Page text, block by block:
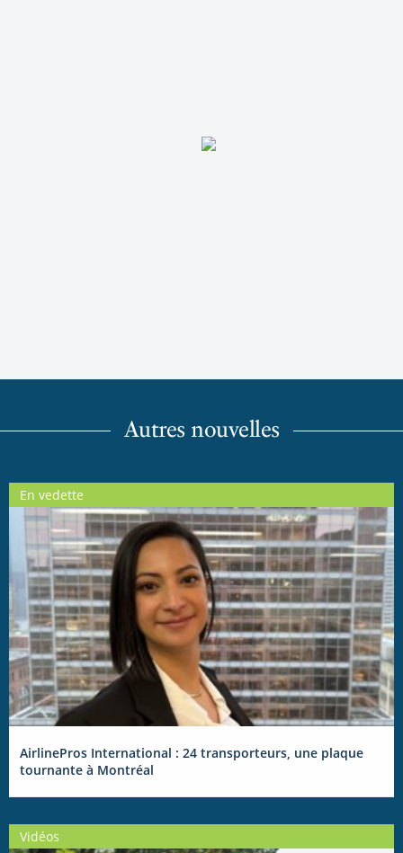
Autres nouvelles
En vedette
AirlinePros International : 24 transporteurs, une plaque
tournante à Montréal
Vidéos